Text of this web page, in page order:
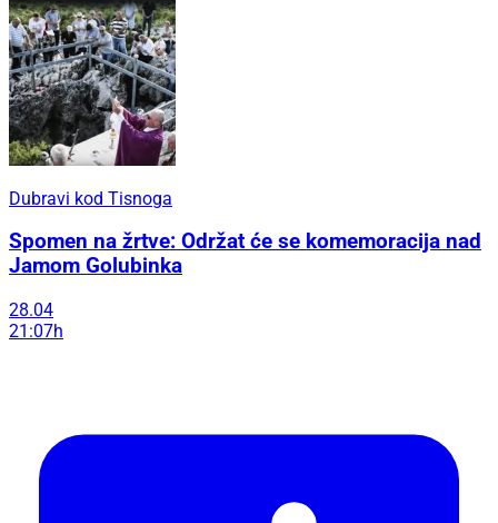
Dubravi kod Tisnoga
Spomen na žrtve: Održat će se komemoracija nad
Jamom Golubinka
28.04
21:07h